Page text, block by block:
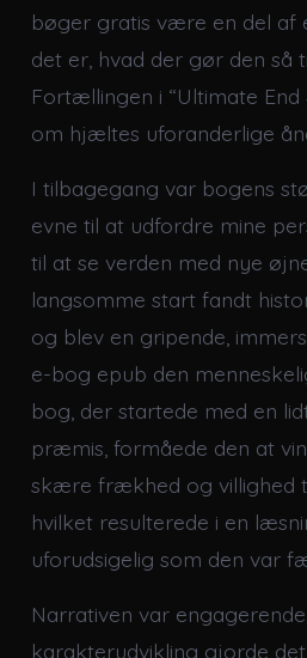
bøger gratis være en del af
det er, hvad der gør den så
Fortællingen i “Ultimate End
om hjæltes uforanderlige
I tilbagegang var bogens
evne til at udfordre mine
til at se verden med nye
langsomme start fandt
og blev en gripende,
e-bog epub den
bog, der startede med en
præmis, formåede den at
skære frækhed og villighed
hvilket resulterede i en
uforudsigelig som den var
Narrativen var
karakterudvikling gjorde